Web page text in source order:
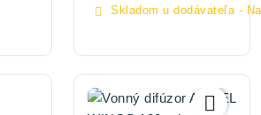
 Skladom u dodávateľa -
